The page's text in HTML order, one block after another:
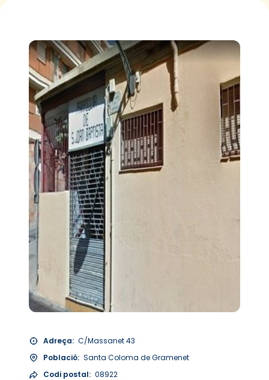
Adreça: C/Massanet 43
Població: Santa Coloma de Gramenet
Codi postal: 08922